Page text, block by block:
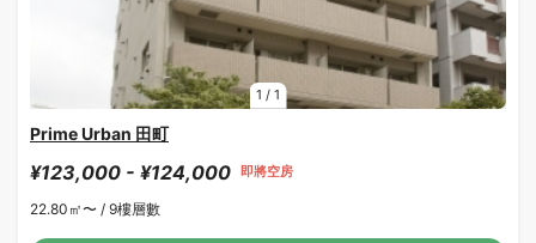
1 / 1
Prime Urban 田町
¥123,000 - ¥124,000 即將空房
22.80㎡〜 / 9樓層數